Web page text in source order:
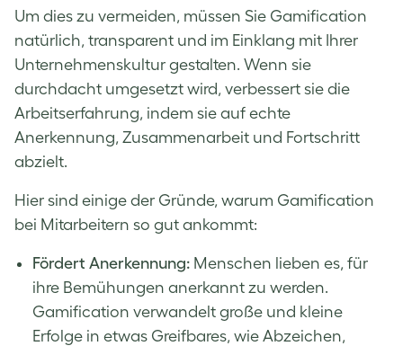
Um dies zu vermeiden, müssen Sie Gamification
natürlich, transparent und im Einklang mit Ihrer
Unternehmenskultur gestalten. Wenn sie
durchdacht umgesetzt wird, verbessert sie die
Arbeitserfahrung, indem sie auf echte
Anerkennung, Zusammenarbeit und Fortschritt
abzielt.
Hier sind einige der Gründe, warum Gamification
bei Mitarbeitern so gut ankommt:
Fördert Anerkennung: Menschen lieben es, für
ihre Bemühungen anerkannt zu werden.
Gamification verwandelt große und kleine
Erfolge in etwas Greifbares, wie Abzeichen,